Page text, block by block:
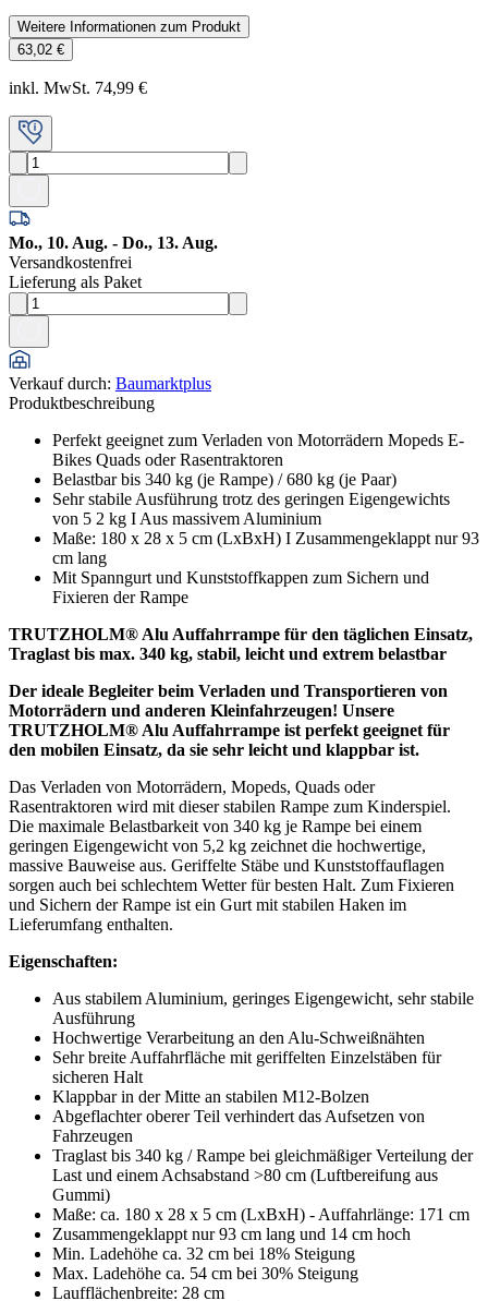
Weitere Informationen zum Produkt
63,02 €
inkl. MwSt. 74,99 €
Mo., 10. Aug. - Do., 13. Aug.
Versandkostenfrei
Lieferung als Paket
Verkauf durch: Baumarktplus
Produktbeschreibung
Perfekt geeignet zum Verladen von Motorrädern Mopeds E-
Bikes Quads oder Rasentraktoren
Belastbar bis 340 kg (je Rampe) / 680 kg (je Paar)
Sehr stabile Ausführung trotz des geringen Eigengewichts
von 5 2 kg I Aus massivem Aluminium
Maße: 180 x 28 x 5 cm (LxBxH) I Zusammengeklappt nur 93
cm lang
Mit Spanngurt und Kunststoffkappen zum Sichern und
Fixieren der Rampe
TRUTZHOLM® Alu Auffahrrampe für den täglichen Einsatz,
Traglast bis max. 340 kg, stabil, leicht und extrem belastbar
Der ideale Begleiter beim Verladen und Transportieren von
Motorrädern und anderen Kleinfahrzeugen! Unsere
TRUTZHOLM® Alu Auffahrrampe ist perfekt geeignet für
den mobilen Einsatz, da sie sehr leicht und klappbar ist.
Das Verladen von Motorrädern, Mopeds, Quads oder
Rasentraktoren wird mit dieser stabilen Rampe zum Kinderspiel.
Die maximale Belastbarkeit von 340 kg je Rampe bei einem
geringen Eigengewicht von 5,2 kg zeichnet die hochwertige,
massive Bauweise aus. Geriffelte Stäbe und Kunststoffauflagen
sorgen auch bei schlechtem Wetter für besten Halt. Zum Fixieren
und Sichern der Rampe ist ein Gurt mit stabilen Haken im
Lieferumfang enthalten.
Eigenschaften:
Aus stabilem Aluminium, geringes Eigengewicht, sehr stabile
Ausführung
Hochwertige Verarbeitung an den Alu-Schweißnähten
Sehr breite Auffahrfläche mit geriffelten Einzelstäben für
sicheren Halt
Klappbar in der Mitte an stabilen M12-Bolzen
Abgeflachter oberer Teil verhindert das Aufsetzen von
Fahrzeugen
Traglast bis 340 kg / Rampe bei gleichmäßiger Verteilung der
Last und einem Achsabstand >80 cm (Luftbereifung aus
Gummi)
Maße: ca. 180 x 28 x 5 cm (LxBxH) - Auffahrlänge: 171 cm
Zusammengeklappt nur 93 cm lang und 14 cm hoch
Min. Ladehöhe ca. 32 cm bei 18% Steigung
Max. Ladehöhe ca. 54 cm bei 30% Steigung
Laufflächenbreite: 28 cm